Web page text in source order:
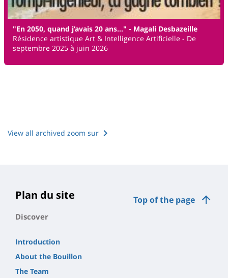
"En 2050, quand j’avais 20 ans…" - Magali Desbazeille
Résidence artistique Art & Intelligence Artificielle - De
septembre 2025 à juin 2026
View all archived zoom sur
Top of the page
Plan du site
Discover
Introduction
About the Bouillon
The Team